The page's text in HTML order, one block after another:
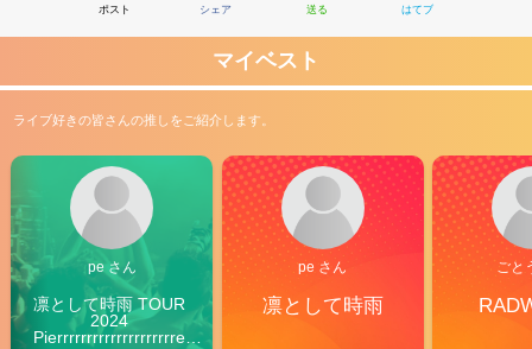
ポスト シェア 送る はてブ
マイベスト
ライブ好きの皆さんの推しをご紹介します。
pe さん
凛として時雨 TOUR
2024
Pierrrrrrrrrrrrrrrrrrrre
pe さん
凛として時雨
ごと